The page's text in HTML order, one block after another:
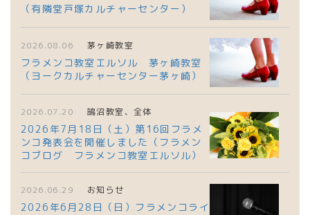
（有隣堂戸塚カルチャーセンター）
2026.08.06 茅ヶ崎教室
フラメンコ教室エルソル 茅ヶ崎教室
（ヨークカルチャーセンター茅ヶ崎）
2026.07.20 鵠沼教室、全体
2026年7月18日（土）第16回フラメ
ンコ発表会を開催しました（フラメン
コブログ フラメンコ教室エルソル）
2026.06.29 お知らせ
2026年6月28日（日）フラメンコライ